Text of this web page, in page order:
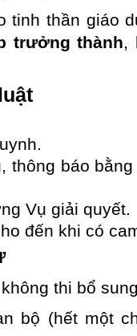
tinh thần giáo
trưởng thành,
thông báo
Vụ giải quyết.
đến khi có
thi bổ
bộ (hết một